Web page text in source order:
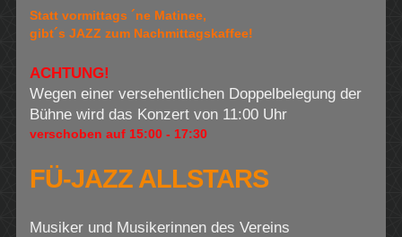
Statt vormittags ´ne Matinee,
gibt´s JAZZ zum Nachmittagskaffee!
ACHTUNG!
Wegen einer versehentlichen Doppelbelegung der
Bühne wird das Konzert von 11:00 Uhr
verschoben auf 15:00 - 17:30
FÜ-JAZZ ALLSTARS
Musiker und Musikerinnen des Vereins